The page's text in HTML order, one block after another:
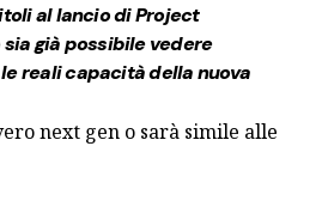
al lancio di Project
già possibile vedere
reali capacità della nuova
next gen o sarà simile alle